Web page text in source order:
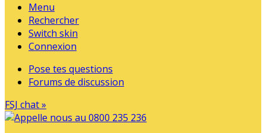
Menu
Rechercher
Switch skin
Connexion
Pose tes questions
Forums de discussion
FSJ chat »